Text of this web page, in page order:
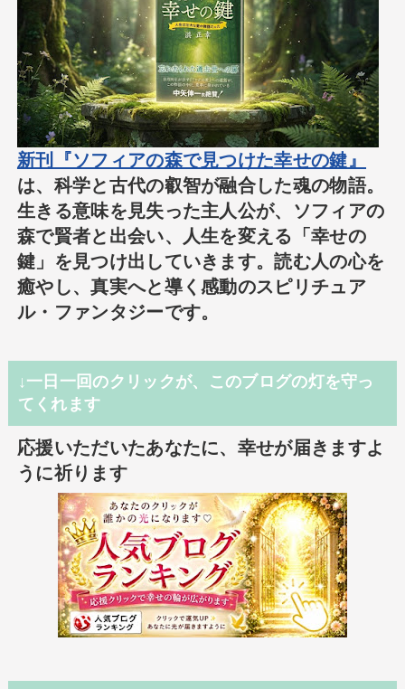
新刊『ソフィアの森で見つけた幸せの鍵』
は、科学と古代の叡智が融合した魂の物語。
生きる意味を見失った主人公が、ソフィアの
森で賢者と出会い、人生を変える「幸せの
鍵」を見つけ出していきます。読む人の心を
癒やし、真実へと導く感動のスピリチュア
ル・ファンタジーです。
↓一日一回のクリックが、このブログの灯を守っ
てくれます
応援いただいたあなたに、幸せが届きますよ
うに祈ります